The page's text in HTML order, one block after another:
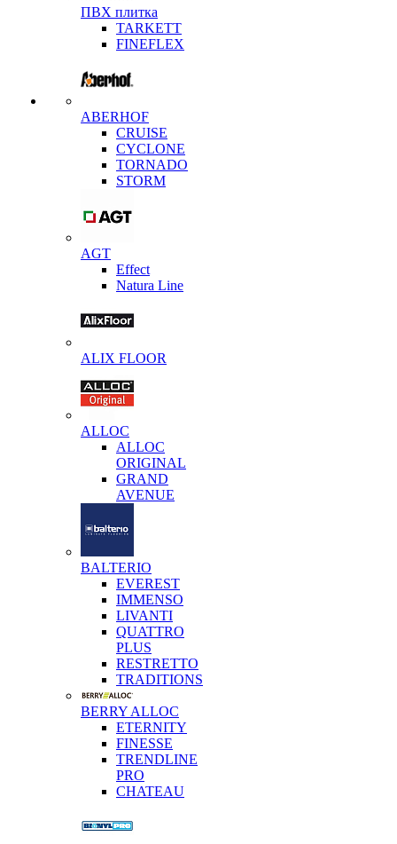
ПВХ плитка
TARKETT
FINEFLEX
ABERHOF
CRUISE
CYCLONE
TORNADO
STORM
AGT
Effect
Natura Line
ALIX FLOOR
ALLOC
ALLOC
ORIGINAL
GRAND
AVENUE
BALTERIO
EVEREST
IMMENSO
LIVANTI
QUATTRO
PLUS
RESTRETTO
TRADITIONS
BERRY ALLOC
ETERNITY
FINESSE
TRENDLINE
PRO
CHATEAU